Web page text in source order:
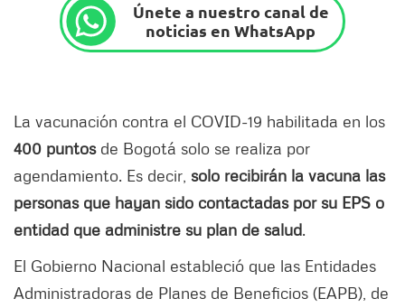
Únete a nuestro canal de
noticias en WhatsApp
La vacunación contra el COVID-19 habilitada en los
400 puntosde Bogotá solo se realiza por
agendamiento. Es decir, solo recibirán la vacuna las
personas que hayan sido contactadas por su EPS o
entidad que administre su plan de salud.
El Gobierno Nacional estableció que las Entidades
Administradoras de Planes de Beneficios (EAPB), de